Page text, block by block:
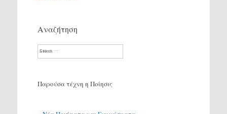
Αναζήτηση
Search
Παρούσα τέχνη η Ποίησις